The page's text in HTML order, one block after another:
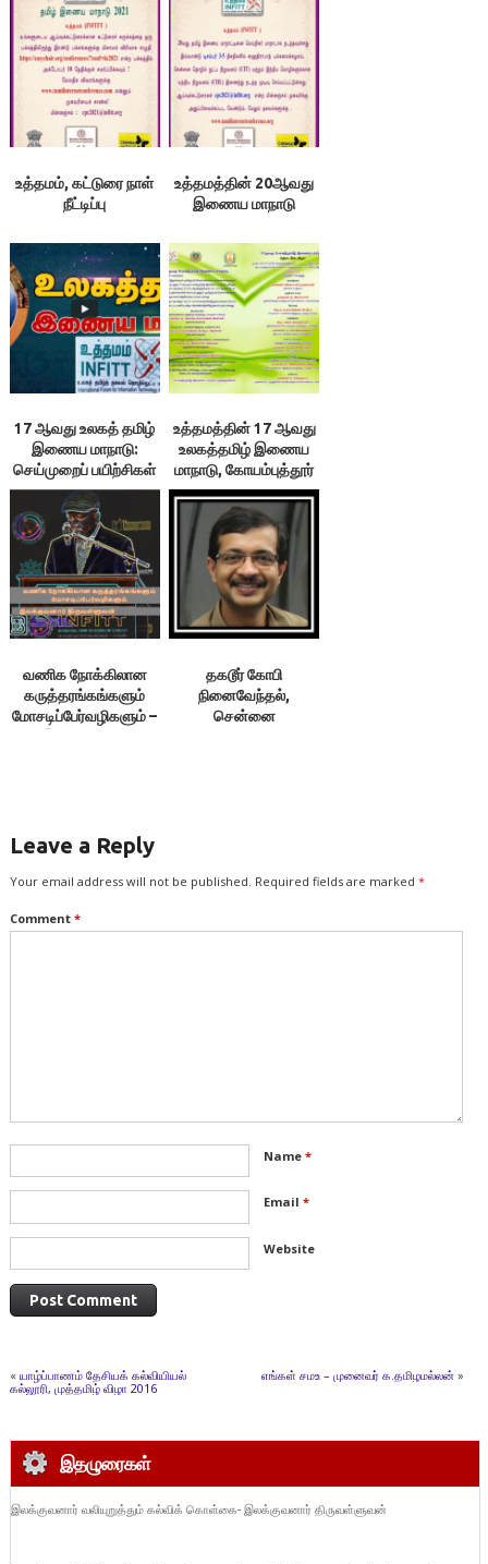
உத்தமம், கட்டுரை நாள்
நீட்டிப்பு
உத்தமத்தின் 20ஆவது
இணைய மாநாடு
17 ஆவது உலகத் தமிழ்
இணைய மாநாடு:
செய்முறைப் பயிற்சிகள்
உத்தமத்தின் 17 ஆவது
உலகத்தமிழ் இணைய
மாநாடு, கோயம்புத்தூர்
வணிக நோக்கிலான
கருத்தரங்கங்களும்
மோசடிப்பேர்வழிகளும் –
தகடூர் கோபி
நினைவேந்தல்,
சென்னை
Leave a Reply
Your email address will not be published. Required fields are marked *
Comment *
Name *
Email *
Website
« யாழ்ப்பாணம் தேசியக் கல்வியியல்
கல்லூரி, முத்தமிழ் விழா 2016
எங்கள் சமஉ – முனைவர் க.தமிழமல்லன் »
இதழுரைகள்
இலக்குவனார் வலியுறுத்தும் கல்விக் கொள்கை- இலக்குவனார் திருவள்ளுவன்